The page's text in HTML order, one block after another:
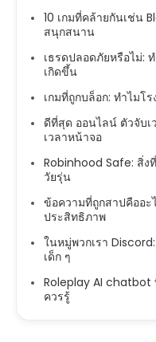
10 เกมที่คล้ายกันเช่น
สนุกสนาน
เธรดปลอดภัยหรือไม่:
เกิดขึ้น
เกมที่ถูกบล็อก: ทำไมโ
ดีที่สุด ออนไลน์ ตัวจับเ
เวลาหน้าจอ
Robinhood Safe: สิ่ง
วัยรุ่น
ข้อความที่ถูกสาปคืออะ
ประสิทธิภาพ
ในหมู่พวกเรา
เด็ก ๆ
Roleplay AI chatbot
ควรรู้